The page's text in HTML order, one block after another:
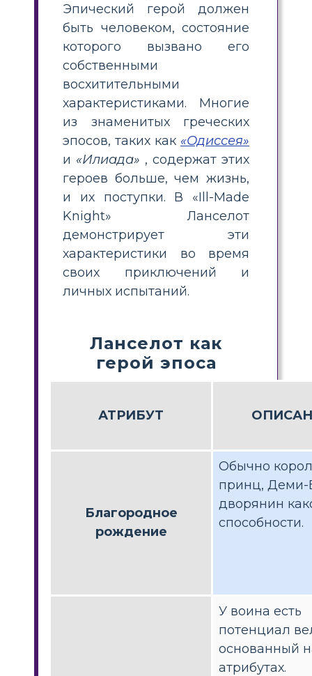
Эпический герой должен
быть человеком, состояние
которого вызвано его
собственными
восхитительными
характеристиками. Многие
из знаменитых греческих
эпосов, таких как «Одиссея»
и «Илиада» , содержат этих
героев больше, чем жизнь,
и их поступки. В «Ill-Made
Knight» Ланселот
демонстрирует эти
характеристики во время
своих приключений и
личных испытаний.
Ланселот как
герой эпоса
АТРИБУТ
Благородное
рождение
Обычно
принц, Деми-
дворянин
способности.
У воина есть
потенциал
основанный
атрибутах.